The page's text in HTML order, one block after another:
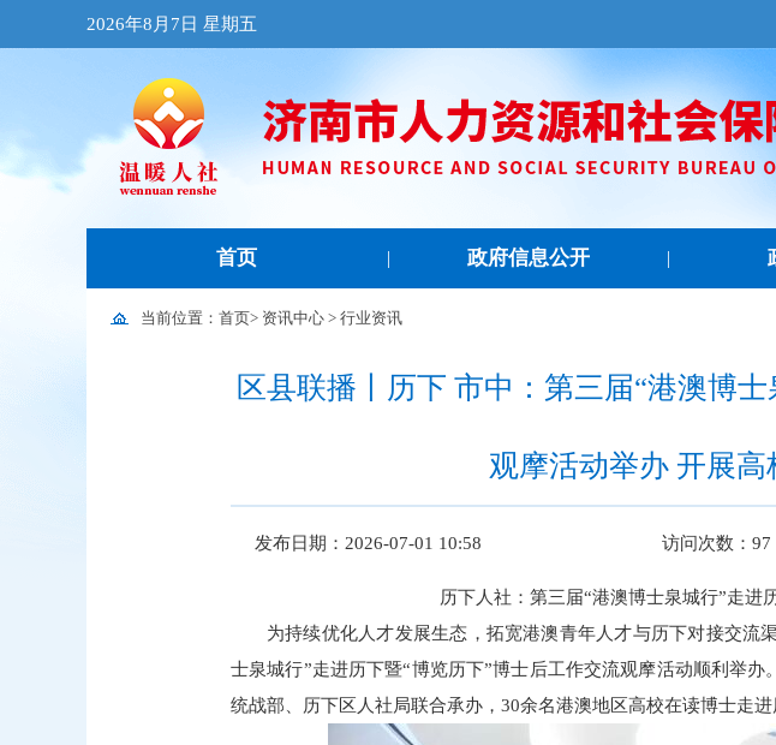
2026年8月7日 星期五
首页 | 政府信息公开 |
当前位置： 首页> 资讯中心 > 行业资讯
区县联播丨历下 市中：第三届“港澳博
观摩活动举办 开展
发布日期：2026-07-01 10:58 访问次数： 97
历下人社：第三届“港澳博士泉城行”走进
为持续优化人才发展生态，拓宽港澳青年人才与历下对接交流
士泉城行”走进历下暨“博览历下”博士后工作交流观摩活动顺利举
统战部、历下区人社局联合承办，30余名港澳地区高校在读博士走